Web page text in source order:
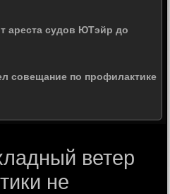
ареста судов ЮТэйр до
совещание по профилактике
ветер
не